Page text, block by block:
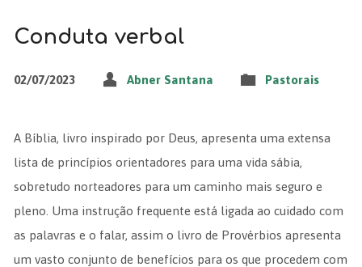
Conduta verbal
02/07/2023 Abner Santana Pastorais
A Bíblia, livro inspirado por Deus, apresenta uma extensa
lista de princípios orientadores para uma vida sábia,
sobretudo norteadores para um caminho mais seguro e
pleno. Uma instrução frequente está ligada ao cuidado com
as palavras e o falar, assim o livro de Provérbios apresenta
um vasto conjunto de benefícios para os que procedem com